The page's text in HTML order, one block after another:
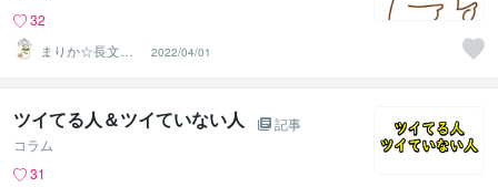
32
まりか☆長文歓
迎！HSPの休憩
所
2022/04/01
ツイてる人＆ツイていない人
記事
コラム
31